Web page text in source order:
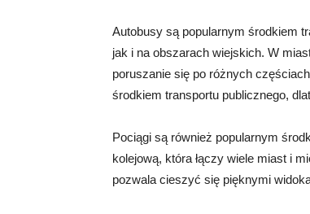
Autobusy są popularnym środkiem
jak i na obszarach wiejskich. W
poruszanie się po różnych
środkiem transportu publicznego,
Pociągi są również popularnym
kolejową, która łączy wiele miast i
pozwala cieszyć się pięknymi